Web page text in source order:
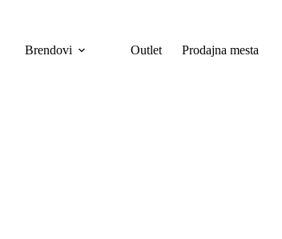
Brendovi Outlet Prodajna mesta